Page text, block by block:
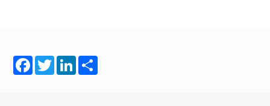
Facebook
TwitterLinkedIn